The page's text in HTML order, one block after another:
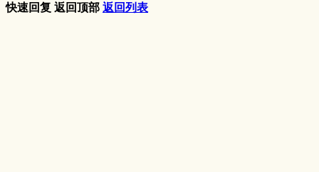
快速回复 返回顶部 返回列表